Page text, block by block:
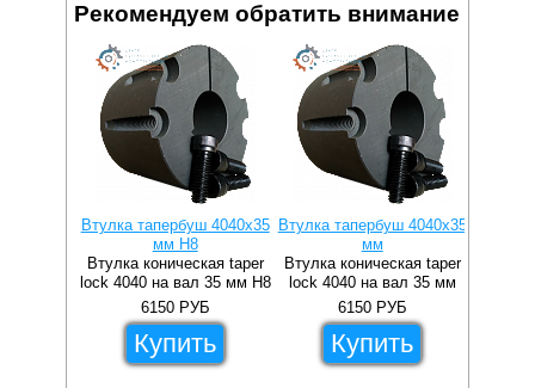
Рекомендуем обратить внимание
Втулка тапербуш 4040x35
мм H8
Втулка коническая taper
lock 4040 на вал 35 мм H8
6150 РУБ
Купить
Втулка тапербуш 4040x35
мм
Втулка коническая taper
lock 4040 на вал 35 мм
6150 РУБ
Купить